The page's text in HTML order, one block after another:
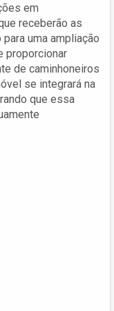
em
receberão as
uma ampliação
proporcionar
de caminhoneiros
se integrará na
que essa